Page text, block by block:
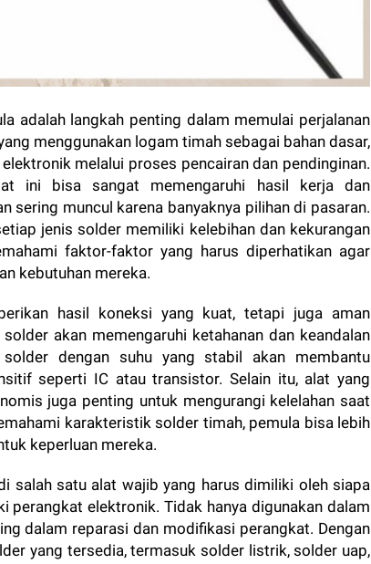
adalah langkah penting dalam memulai perjalanan
menggunakan logam timah sebagai bahan dasar,
melalui proses pencairan dan pendinginan.
ini bisa sangat memengaruhi hasil kerja dan
sering muncul karena banyaknya pilihan di pasaran.
jenis solder memiliki kelebihan dan kekurangan
faktor-faktor yang harus diperhatikan agar
kebutuhan mereka.
hasil koneksi yang kuat, tetapi juga aman
akan memengaruhi ketahanan dan keandalan
dengan suhu yang stabil akan membantu
seperti IC atau transistor. Selain itu, alat yang
juga penting untuk mengurangi kelelahan saat
karakteristik solder timah, pemula bisa lebih
keperluan mereka.
salah satu alat wajib yang harus dimiliki oleh siapa
perangkat elektronik. Tidak hanya digunakan dalam
dalam reparasi dan modifikasi perangkat. Dengan
yang tersedia, termasuk solder listrik, solder uap,